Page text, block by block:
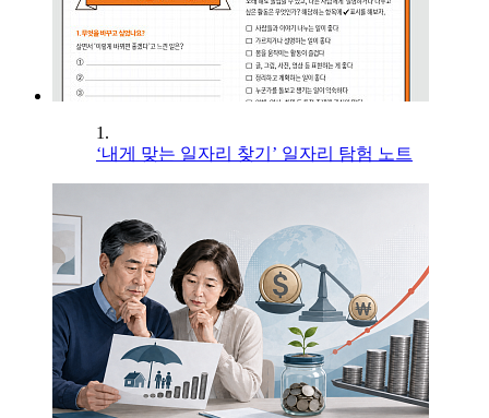
1.
‘내게 맞는 일자리 찾기’ 일자리 탐험 노트